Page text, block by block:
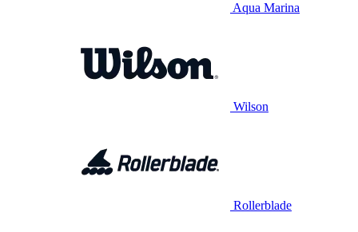
Aqua Marina
Wilson
Rollerblade